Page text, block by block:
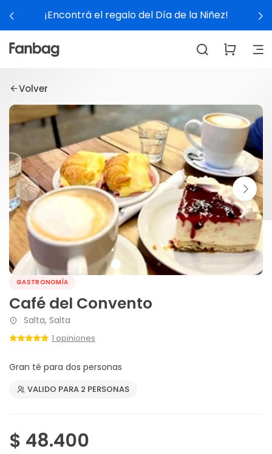
¡Encontrá el regalo del Día de la Niñez!
Volver
GASTRONOMÍA
Café del Convento
Salta, Salta
1 opiniones
Gran té para dos personas
VALIDO PARA 2 PERSONAS
$ 48.400